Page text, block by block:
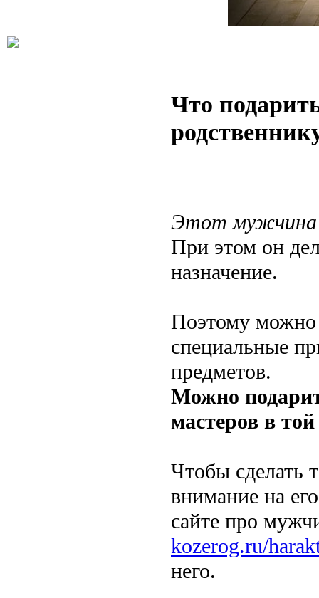
Что
Этот мужчина
При этом он
назначение.
Поэтому можно
специальные
предметов.
Можно
мастеров в
Чтобы сделать
внимание на
сайте про
kozerog.ru/
него.